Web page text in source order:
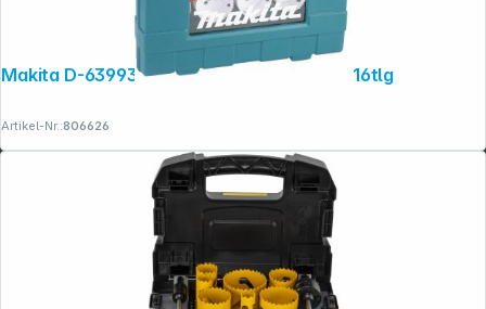
Makita D-63993 Lochsägenset universal 16tlg
Artikel-Nr.:806626